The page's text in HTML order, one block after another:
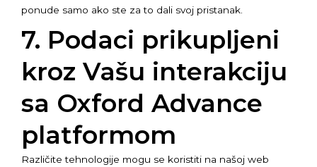
ponude samo ako ste za to dali svoj pristanak.
7. Podaci prikupljeni
kroz Vašu interakciju
sa Oxford Advance
platformom
Različite tehnologije mogu se koristiti na našoj web